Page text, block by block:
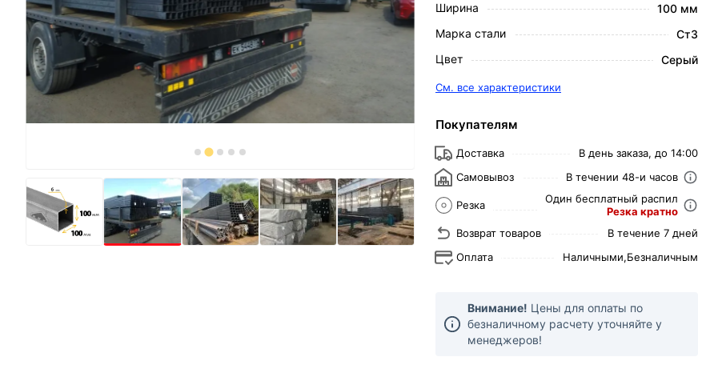
Ширина
100 мм
Марка стали
Ст3
Цвет
Серый
См. все характеристики
Покупателям
Доставка
В день заказа, до 14:00
Самовывоз
В течении 48-и часов
Резка
Один бесплатный распил
Резка кратно
Возврат товаров
В течение 7 дней
Оплата
Наличными,Безналичным
Внимание! Цены для оплаты по
безналичному расчету уточняйте у
менеджеров!